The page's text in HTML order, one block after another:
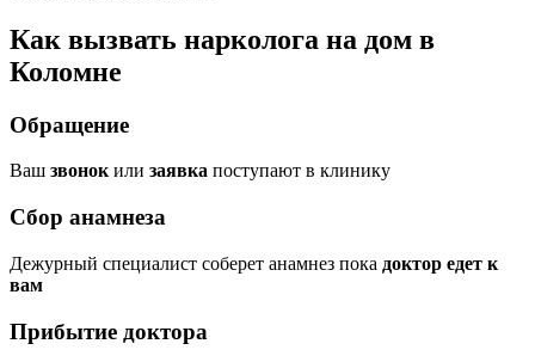
Как вызвать нарколога на дом в
Коломне
Обращение
Ваш звонокили заявка поступают в клинику
Сбор анамнеза
Дежурный специалист соберет анамнез пока доктор едет к
вам
Прибытие доктора